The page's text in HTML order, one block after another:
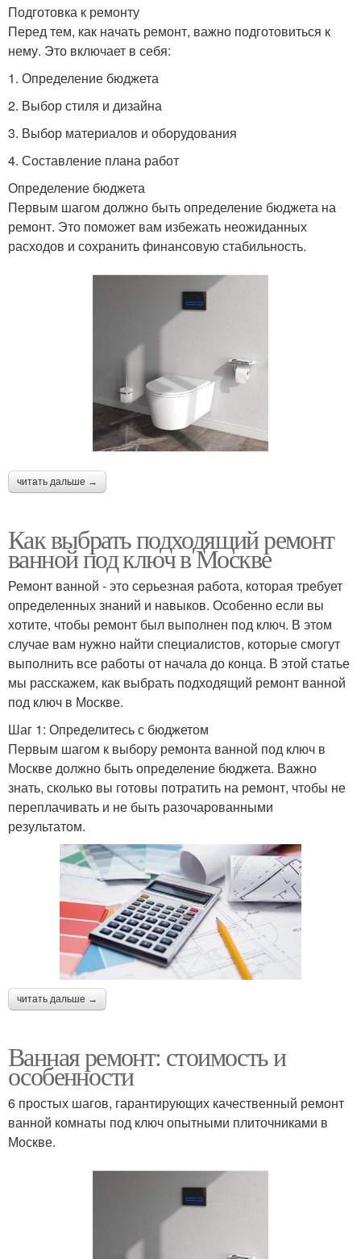
Подготовка к ремонту
Перед тем, как начать ремонт, важно подготовиться к
нему. Это включает в себя:
1. Определение бюджета
2. Выбор стиля и дизайна
3. Выбор материалов и оборудования
4. Составление плана работ
Определение бюджета
Первым шагом должно быть определение бюджета на
ремонт. Это поможет вам избежать неожиданных
расходов и сохранить финансовую стабильность.
читать дальше →
Как выбрать подходящий ремонт
ванной под ключ в Москве
Ремонт ванной - это серьезная работа, которая требует
определенных знаний и навыков. Особенно если вы
хотите, чтобы ремонт был выполнен под ключ. В этом
случае вам нужно найти специалистов, которые смогут
выполнить все работы от начала до конца. В этой статье
мы расскажем, как выбрать подходящий ремонт ванной
под ключ в Москве.
Шаг 1: Определитесь с бюджетом
Первым шагом к выбору ремонта ванной под ключ в
Москве должно быть определение бюджета. Важно
знать, сколько вы готовы потратить на ремонт, чтобы не
переплачивать и не быть разочарованными
результатом.
читать дальше →
Ванная ремонт: стоимость и
особенности
6 простых шагов, гарантирующих качественный ремонт
ванной комнаты под ключ опытными плиточниками в
Москве.